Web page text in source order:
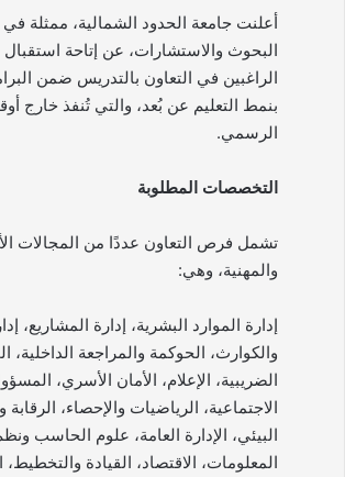
أعلنت جامعة الحدود الشمالية، ممثلة
البحوث والاستشارات، عن إتاحة
الراغبين في التعاون بالتدريس ضمن
بنمط التعليم عن بُعد، والتي تُنفذ خارج
الرسمي.
التخصصات المطلوبة
تشمل فرص التعاون عددًا من المجالات
والمهنية، وهي:
إدارة الموارد البشرية، إدارة المشاريع،
والكوارث، الحوكمة والمراجعة الداخلية،
الضريبية، الإعلام، الأمان الأسري،
الاجتماعية، الرياضيات والإحصاء، الرقابة
البيئي، الإدارة العامة، علوم الحاسب
المعلومات، الاقتصاد، القيادة والتخطيط،